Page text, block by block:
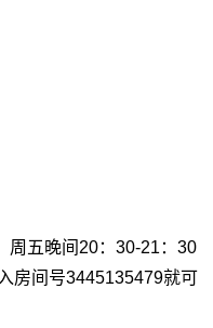
周五晚间20：30-21：30
房间号3445135479就可